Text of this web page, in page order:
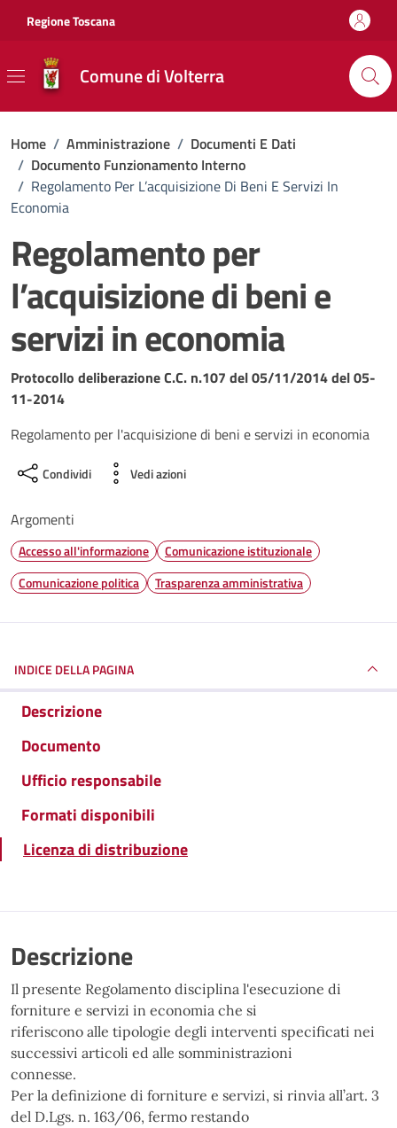
Regione Toscana
Comune di Volterra
Home / Amministrazione / Documenti E Dati
/ Documento Funzionamento Interno
/ Regolamento Per L’acquisizione Di Beni E Servizi In
Economia
Regolamento per
l’acquisizione di beni e
servizi in economia
Dettagli del documento
Protocollo deliberazione C.C. n.107 del 05/11/2014 del 05-
11-2014
Regolamento per l'acquisizione di beni e servizi in economia
Condividi Vedi azioni
Argomenti
Accesso all'informazione
Comunicazione istituzionale
Comunicazione politica
Trasparenza amministrativa
INDICE DELLA PAGINA
Descrizione
Documento
Ufficio responsabile
Formati disponibili
Licenza di distribuzione
Descrizione
Il presente Regolamento disciplina l'esecuzione di
forniture e servizi in economia che si
riferiscono alle tipologie degli interventi specificati nei
successivi articoli ed alle somministrazioni
connesse.
Per la definizione di forniture e servizi, si rinvia all’art. 3
del D.Lgs. n. 163/06, fermo restando